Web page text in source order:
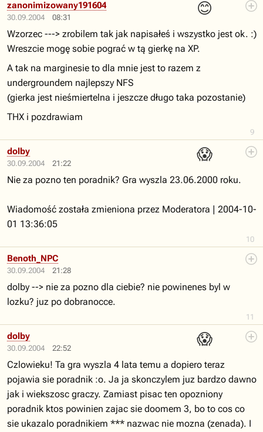
30.09.2004 08:31
😊
9
zanonimizowany191604
Wzorzec ---> zrobilem tak jak napisałeś i wszystko jest ok. :)
Wreszcie mogę sobie pograć w tą gierkę na XP.
A tak na marginesie to dla mnie jest to razem z
undergroundem najlepszy NFS
(gierka jest nieśmiertelna i jeszcze długo taka pozostanie)
THX i pozdrawiam
30.09.2004 21:22
😱
10
dolby
Nie za pozno ten poradnik? Gra wyszla 23.06.2000 roku.
Wiadomość została zmieniona przez Moderatora | 2004-10-
01 13:36:05
30.09.2004 21:28
11
Benoth_NPC
dolby --> nie za pozno dla ciebie? nie powinenes byl w
lozku? juz po dobranocce.
30.09.2004 22:52
😱
dolby
Czlowieku! Ta gra wyszla 4 lata temu a dopiero teraz
pojawia sie poradnik :o. Ja ja skonczylem juz bardzo dawno
jak i wiekszosc graczy. Zamiast pisac ten opozniony
poradnik ktos powinien zajac sie doomem 3, bo to cos co
sie ukazalo poradnikiem *** nazwac nie mozna (zenada). I